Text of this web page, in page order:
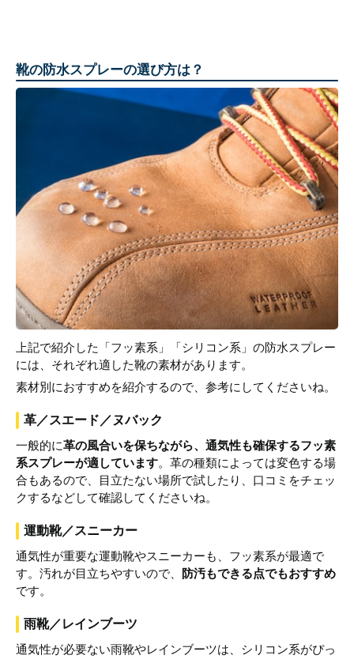
靴の防水スプレーの選び方は？
上記で紹介した「フッ素系」「シリコン系」の防水スプレー
には、それぞれ適した靴の素材があります。
素材別におすすめを紹介するので、参考にしてくださいね。
革／スエード／ヌバック
一般的に革の風合いを保ちながら、通気性も確保するフッ素
系スプレーが適しています。革の種類によっては変色する場
合もあるので、目立たない場所で試したり、口コミをチェッ
クするなどして確認してくださいね。
運動靴／スニーカー
通気性が重要な運動靴やスニーカーも、フッ素系が最適で
す。汚れが目立ちやすいので、
防汚もできる点でもおすすめ
です。
雨靴／レインブーツ
通気性が必要ない雨靴やレインブーツは、シリコン系がぴっ